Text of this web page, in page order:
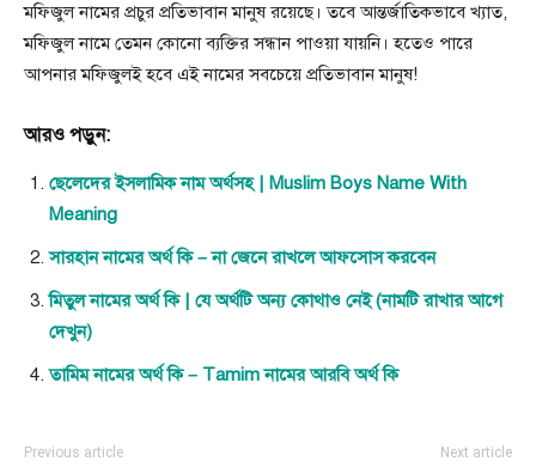
মফিজুল নামের প্রচুর প্রতিভাবান মানুষ রয়েছে। তবে আন্তর্জাতিকভাবে খ্যাত,
মফিজুল নামে তেমন কোনো ব্যক্তির সন্ধান পাওয়া যায়নি। হতেও পারে
আপনার মফিজুলই হবে এই নামের সবচেয়ে প্রতিভাবান মানুষ!
আরও পড়ুন:
ছেলেদের ইসলামিক নাম অর্থসহ | Muslim Boys Name With
Meaning
সারহান নামের অর্থ কি – না জেনে রাখলে আফসোস করবেন
মিতুল নামের অর্থ কি | যে অর্থটি অন্য কোথাও নেই (নামটি রাখার আগে
দেখুন)
তামিম নামের অর্থ কি – Tamim নামের আরবি অর্থ কি
Previous article Next article